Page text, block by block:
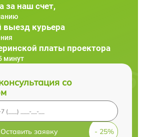
за наш счет,
выезд курьера
платы проектора
минут
со
Оставить заявку